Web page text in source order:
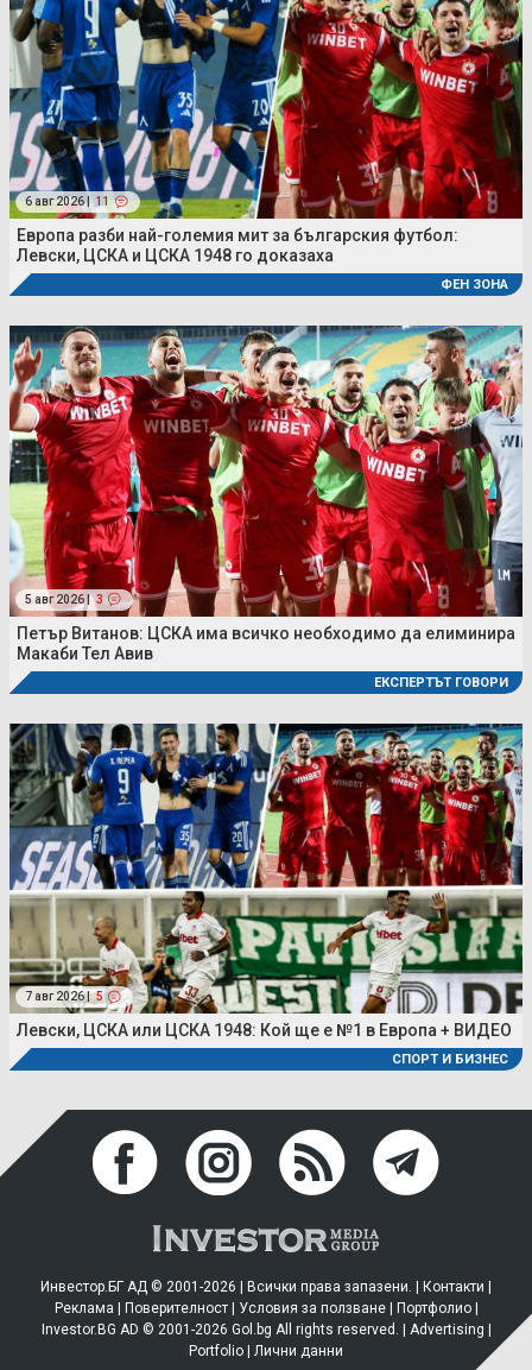
6 авг 2026 | 11
Европа разби най-големия мит за българския футбол:
Левски, ЦСКА и ЦСКА 1948 го доказаха
ФЕН ЗОНА
5 авг 2026 | 3
Петър Витанов: ЦСКА има всичко необходимо да елиминира
Макаби Тел Авив
ЕКСПЕРТЪТ ГОВОРИ
7 авг 2026 | 5
Левски, ЦСКА или ЦСКА 1948: Кой ще е №1 в Европа + ВИДЕО
СПОРТ И БИЗНЕС
Инвестор.БГ АД © 2001-2026 | Всички права запазени. | Контакти
Реклама
Поверителност| Условия за ползване| Портфолио|
Investor.BG AD © 2001-2026 Gol.bg All rights reserved. | Advertising
Portfolio
Лични данни